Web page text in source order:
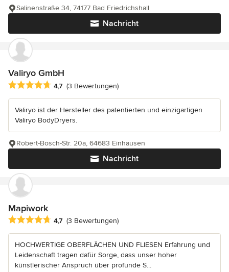
Nachricht
Salinenstraße 34, 74177 Bad Friedrichshall
Valiryo GmbH
Durchschnittliche Bewertung: 4.7 von 5 Sternen
4,7 (3 Bewertungen)
Valiryo ist der Hersteller des patentierten und einzigartigen
Valiryo BodyDryers.
Nachricht
Robert-Bosch-Str. 20a, 64683 Einhausen
Mapiwork
Durchschnittliche Bewertung: 4.7 von 5 Sternen
4,7 (3 Bewertungen)
HOCHWERTIGE OBERFLÄCHEN UND FLIESEN Erfahrung und
Leidenschaft tragen dafür Sorge, dass unser hoher
künstlerischer Anspruch über profunde S...